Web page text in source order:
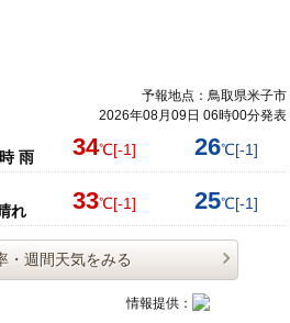
予報地点：鳥取県米子市
2026年08月09日 06時00分発表
雨 34℃[-1] 26℃[-1]
れ 33℃[-1] 25℃[-1]
・週間天気をみる
情報提供：